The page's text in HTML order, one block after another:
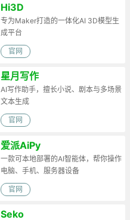
Hi3D
专为Maker打造的一体化AI 3D模型生
成平台
官网
星月写作
AI写作助手，擅长小说、剧本与多场景
文本生成
官网
爱派AiPy
一款可本地部署的AI智能体，帮你操作
电脑、手机、服务器设备
官网
Seko